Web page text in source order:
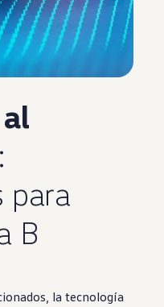
:
para
B
, la tecnología